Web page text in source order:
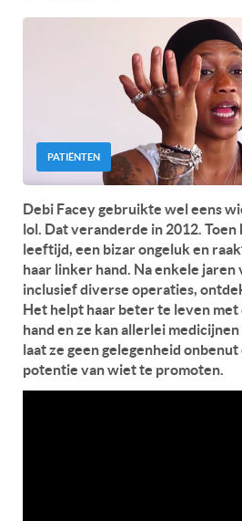
PATIËNTEN
Debi Facey gebruikte wel eens
lol. Dat veranderde in 2012. Toen
leeftijd, een bizar ongeluk en
haar linker hand. Na enkele jaren
inclusief diverse operaties,
Het helpt haar beter te leven met
hand en ze kan allerlei
laat ze geen gelegenheid
potentie van wiet te promoten.